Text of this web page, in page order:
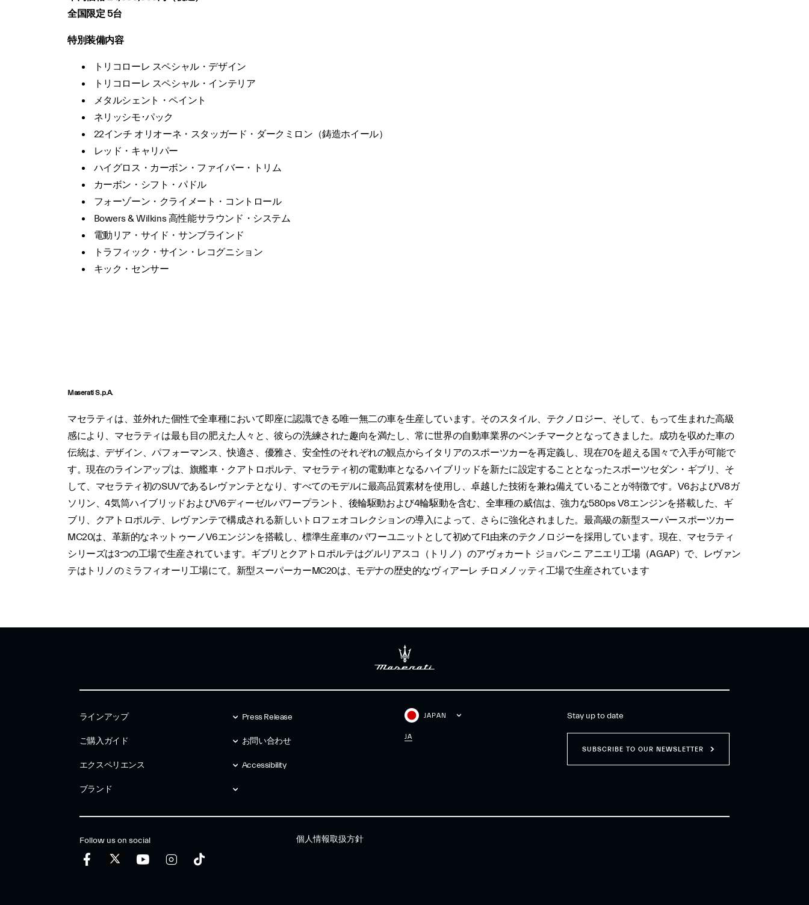
全国限定 5台
特別装備内容
トリコローレ スペシャル・デザイン
トリコローレ スペシャル・インテリア
メタルシェント・ペイント
ネリッシモ･パック
22インチ オリオーネ・スタッガード・ダークミロン（鋳造ホイール）
レッド・キャリパー
ハイグロス・カーボン・ファイバー・トリム
カーボン・シフト・パドル
フォーゾーン・クライメート・コントロール
Bowers & Wilkins 高性能サラウンド・システム
電動リア・サイド・サンブラインド
トラフィック・サイン・レコグニション
キック・センサー
Maserati S.p.A.
マセラティは、並外れた個性で全車種において即座に認識できる唯一無二の車を生産しています。そのスタイル、テクノロジー、そして、もって生まれた高級
感により、マセラティは最も目の肥えた人々と、彼らの洗練された趣向を満たし、常に世界の自動車業界のベンチマークとなってきました。成功を収めた車の
伝統は、デザイン、パフォーマンス、快適さ、優雅さ、安全性のそれぞれの観点からイタリアのスポーツカーを再定義し、現在70を超える国々で入手が可能で
す。現在のラインアップは、旗艦車・クアトロポルテ、マセラティ初の電動車となるハイブリッドを新たに設定することとなったスポーツセダン・ギブリ、そ
して、マセラティ初のSUVであるレヴァンテとなり、すべてのモデルに最高品質素材を使用し、卓越した技術を兼ね備えていることが特徴です。V6およびV8ガ
ソリン、4気筒ハイブリッドおよびV6ディーゼルパワープラント、後輪駆動および4輪駆動を含む、全車種の威信は、強力な580ps V8エンジンを搭載した、ギ
ブリ、クアトロポルテ、レヴァンテで構成される新しいトロフェオコレクションの導入によって、さらに強化されました。最高級の新型スーパースポーツカー
MC20は、革新的なネットゥーノV6エンジンを搭載し、標準生産車のパワーユニットとして初めてF1由来のテクノロジーを採用しています。現在、マセラティ
シリーズは3つの工場で生産されています。ギブリとクアトロポルテはグルリアスコ（トリノ）のアヴォカート ジョバンニ アニエリ工場（AGAP）で、レヴァン
テはトリノのミラフィオーリ工場にて。新型スーパーカーMC20は、モデナの歴史的なヴィアーレ チロメノッティ工場で生産されています
ラインアップ
ご購入ガイド
エクスペリエンス
ブランド
Press Release
お問い合わせ
Accessibility
JAPAN
JA
Stay up to date
SUBSCRIBE TO OUR NEWSLETTER
Follow us on social 個人情報取扱方針